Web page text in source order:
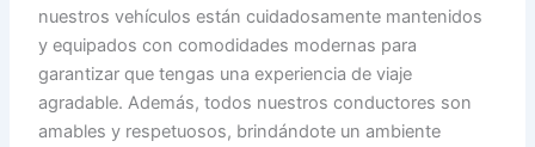
nuestros vehículos están cuidadosamente mantenidos
y equipados con comodidades modernas para
garantizar que tengas una experiencia de viaje
agradable. Además, todos nuestros conductores son
amables y respetuosos, brindándote un ambiente